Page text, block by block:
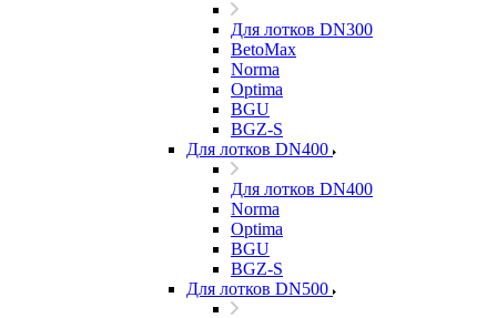
Для лотков DN300
BetoMax
Norma
Optima
BGU
BGZ-S
Для лотков DN400
Для лотков DN400
Norma
Optima
BGU
BGZ-S
Для лотков DN500